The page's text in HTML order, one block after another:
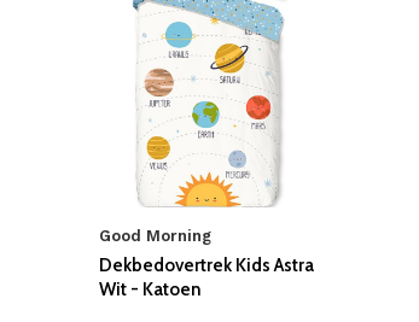
Good Morning
Dekbedovertrek Kids Astra
Wit - Katoen